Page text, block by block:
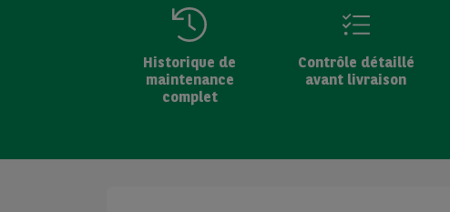
Historique de
maintenance
complet
Contrôle détaillé
avant livraison